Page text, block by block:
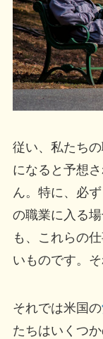
従い、私たち
になると予想
ん。特に、必
の職業に入る
も、これらの
いものです。
それでは米国の
たちはいくつ